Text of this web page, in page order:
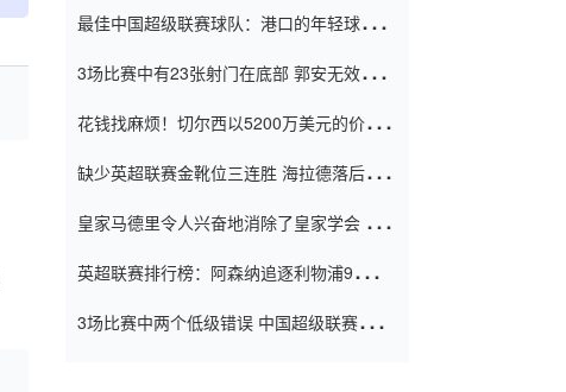
最佳中国超级联赛球队：港口的年轻球员在
（Taishan）
3场比赛中有23张射门在底部 郭安无效传球
花钱找麻烦！切尔西以5200万美元的价格
窗口
缺少英超联赛金靴位三连胜 海拉德落后6球
皇家马德里令人兴奋地消除了皇家学会 安
英超联赛排行榜：阿森纳追逐利物浦9分 曼
3场比赛中两个低级错误 中国超级联赛的前